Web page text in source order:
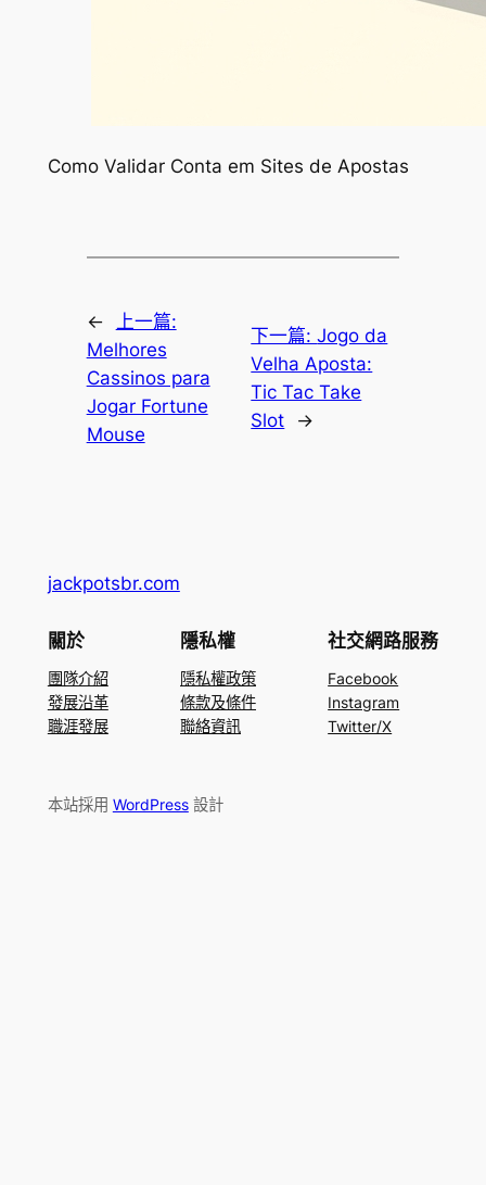
Como Validar Conta em Sites de Apostas
←
上一篇:
Melhores
Cassinos para
Jogar Fortune
Mouse
下一篇:Jogo da
Velha Aposta:
Tic Tac Take
Slot
→
jackpotsbr.com
關於
團隊介紹
發展沿革
職涯發展
隱私權
隱私權政策
條款及條件
聯絡資訊
社交網路服務
Facebook
Instagram
Twitter/X
本站採用 WordPress設計